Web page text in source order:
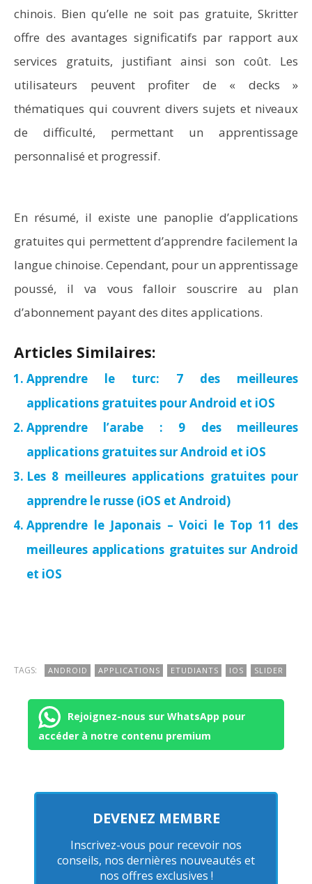
chinois. Bien qu’elle ne soit pas gratuite, Skritter
offre des avantages significatifs par rapport aux
services gratuits, justifiant ainsi son coût. Les
utilisateurs peuvent profiter de « decks »
thématiques qui couvrent divers sujets et niveaux
de difficulté, permettant un apprentissage
personnalisé et progressif.
En résumé, il existe une panoplie d’applications
gratuites qui permettent d’apprendre facilement la
langue chinoise. Cependant, pour un apprentissage
poussé, il va vous falloir souscrire au plan
d’abonnement payant des dites applications.
Articles Similaires:
Apprendre le turc: 7 des meilleures
applications gratuites pour Android et iOS
Apprendre l’arabe : 9 des meilleures
applications gratuites sur Android et iOS
Les 8 meilleures applications gratuites pour
apprendre le russe (iOS et Android)
Apprendre le Japonais – Voici le Top 11 des
meilleures applications gratuites sur Android
et iOS
TAGS: ANDROID APPLICATIONS ETUDIANTS IOS SLIDER
Rejoignez-nous sur WhatsApp pour
accéder à notre contenu premium
DEVENEZ MEMBRE
Inscrivez-vous pour recevoir nos
conseils, nos dernières nouveautés et
nos offres exclusives !